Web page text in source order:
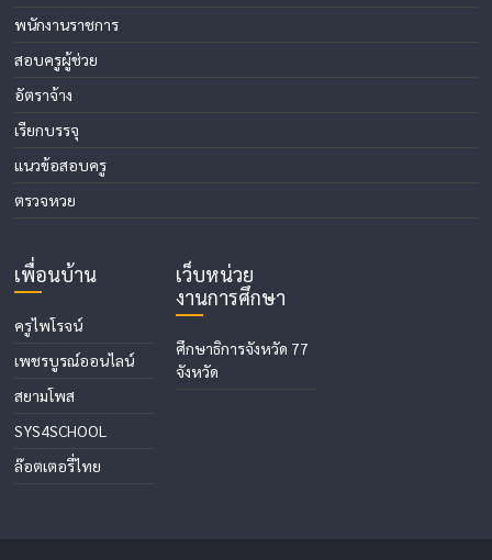
พนักงานราชการ
สอบครูผู้ช่วย
อัตราจ้าง
เรียกบรรจุ
แนวข้อสอบครู
ตรวจหวย
เพื่อนบ้าน
ครูไพโรจน์
เพชรบูรณ์ออนไลน์
สยามโพส
SYS4SCHOOL
ล๊อตเตอรี่ไทย
เว็บหน่วย
งานการศึกษา
ศึกษาธิการจังหวัด 77
จังหวัด